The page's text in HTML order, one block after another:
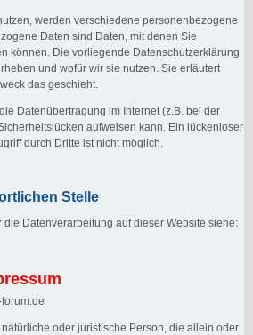
werden verschiedene personenbezogene
Daten sind Daten, mit denen Sie
können. Die vorliegende Datenschutzerklärung
und wofür wir sie nutzen. Sie erläutert
das geschieht.
Datenübertragung im Internet (z.B. bei der
aufweisen kann. Ein lückenloser
durch Dritte ist nicht möglich.
Stelle
die Datenverarbeitung auf dieser Website siehe:
oder juristische Person, die allein oder